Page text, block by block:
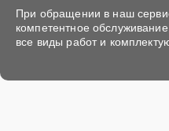
При обращении в наш
компетентное
все виды работ и